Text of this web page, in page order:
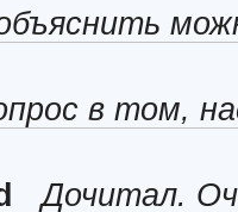
в том,
Дочитал. Оч